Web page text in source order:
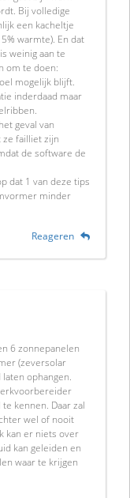
Bij volledige
een kacheltje
warmte). En dat
weinig aan te
om te doen:
mogelijk blijft.
inderdaad maar
geval van
ze failliet zijn
de software de
dat 1 van deze tips
minder
Reageren
6 zonnepanelen
(zeversolar
ophangen.
kennen. Daar zal
wel of nooit
kan er niets over
kan geleiden en
waar te krijgen